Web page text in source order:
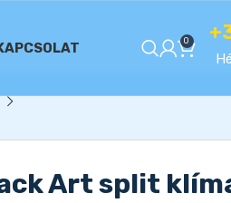
0
Art split